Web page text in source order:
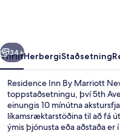
Queens
Næsta
34+
YfirlitHerbergiStaðsetning
Residence Inn By Marriott
toppstaðsetningu, því 5th
einungis 10 mínútna
líkamsræktarstöðina til að fá
ýmis þjónusta eða aðstaða er